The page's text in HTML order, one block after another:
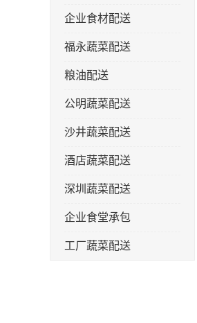
企业食材配送
福永蔬菜配送
粮油配送
公明蔬菜配送
沙井蔬菜配送
酒店蔬菜配送
深圳蔬菜配送
企业食堂承包
工厂蔬菜配送